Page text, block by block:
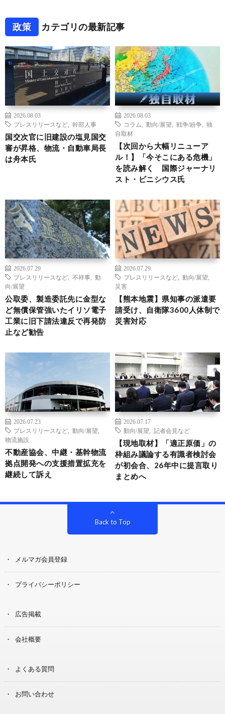
政策 カテゴリの最新記事
2026.08.03
プレスリリースなど
幹部人事
国交次官に旧建設の塩見国交
審が昇格、物流・自動車局長
は舟本氏
2026.08.03
コラム
動向/展望 戦争/紛争
独
自取材
【次回から大幅リニューア
ル！】「今そこにある危機」
を読み解く 国際ジャーナリ
スト・ビニシウス氏
2026.07.29
プレスリリースなど
不祥事
動
向/展望
公取委、製造委託先に金型な
ど無償保管強いたイリソ電子
工業に旧下請法違反で再発防
止など勧告
2026.07.29
プレスリリースなど
動向/展望
災害
【熊本地震】県知事の派遣要
請受け、自衛隊3600人体制で
災害対応
2026.07.23
プレスリリースなど
動向/展望
物流施設
不動産協会、中継・基幹物流
拠点開発への支援措置拡充を
継続して訴え
2026.07.17
動向/展望
記者会見など
【現地取材】「適正原価」の
枠組み議論する有識者検討会
が初会合、26年中に提言取り
まとめへ
Back to Top
メルマガ会員登録
プライバシーポリシー
広告掲載
会社概要
よくある質問
お問い合わせ